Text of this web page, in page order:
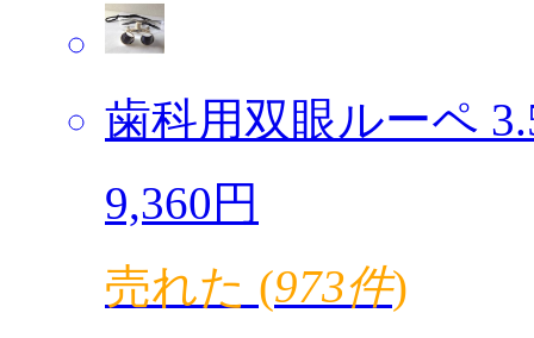
歯科用双眼ルーペ
9,360円
売れた (973件)